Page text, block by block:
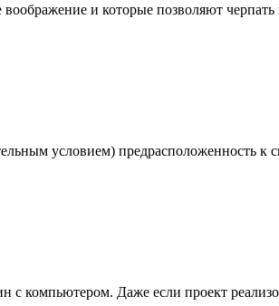
и которые позволяют
условием) предрасположенность
компьютером. Даже если проект